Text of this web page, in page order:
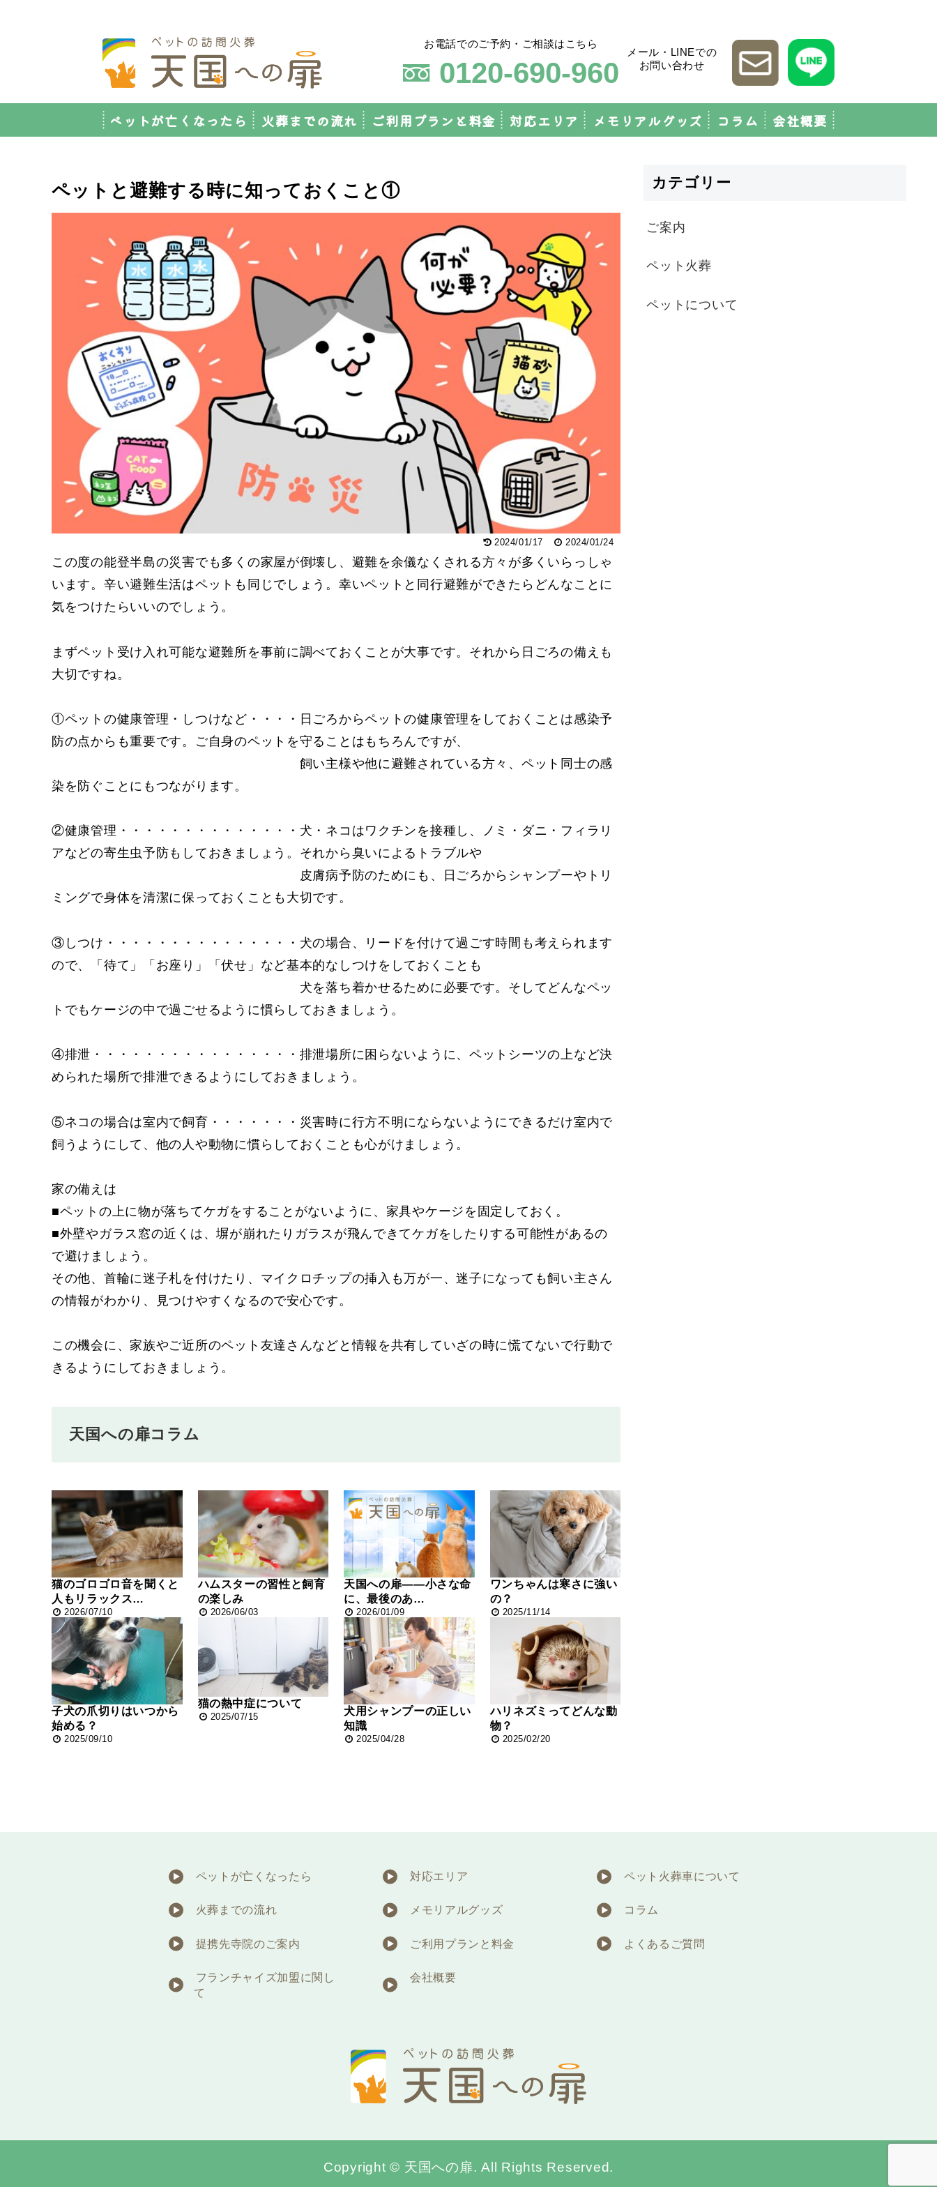
お電話でのご予約・ご相談はこちら
0120-690-960
メール・LINEでの
お問い合わせ
ペットが亡くなったら 火葬までの流れ ご利用プランと料金 対応エリア メモリアルグッズ コラム 会社概要
ペットと避難する時に知っておくこと①
2024/01/17 2024/01/24
この度の能登半島の災害でも多くの家屋が倒壊し、避難を余儀なくされる方々が多くいらっしゃ
います。辛い避難生活はペットも同じでしょう。幸いペットと同行避難ができたらどんなことに
気をつけたらいいのでしょう。
まずペット受け入れ可能な避難所を事前に調べておくことが大事です。それから日ごろの備えも
大切ですね。
①ペットの健康管理・しつけなど・・・・日ごろからペットの健康管理をしておくことは感染予
防の点からも重要です。ご自身のペットを守ることはもちろんですが、
飼い主様や他に避難されている方々、ペット同士の感
染を防ぐことにもつながります。
②健康管理・・・・・・・・・・・・・・犬・ネコはワクチンを接種し、ノミ・ダニ・フィラリ
アなどの寄生虫予防もしておきましょう。それから臭いによるトラブルや
皮膚病予防のためにも、日ごろからシャンプーやトリ
ミングで身体を清潔に保っておくことも大切です。
③しつけ・・・・・・・・・・・・・・・犬の場合、リードを付けて過ごす時間も考えられます
ので、「待て」「お座り」「伏せ」など基本的なしつけをしておくことも
犬を落ち着かせるために必要です。そしてどんなペッ
トでもケージの中で過ごせるように慣らしておきましょう。
④排泄・・・・・・・・・・・・・・・・排泄場所に困らないように、ペットシーツの上など決
められた場所で排泄できるようにしておきましょう。
⑤ネコの場合は室内で飼育・・・・・・・災害時に行方不明にならないようにできるだけ室内で
飼うようにして、他の人や動物に慣らしておくことも心がけましょう。
家の備えは
■ペットの上に物が落ちてケガをすることがないように、家具やケージを固定しておく。
■外壁やガラス窓の近くは、塀が崩れたりガラスが飛んできてケガをしたりする可能性があるの
で避けましょう。
その他、首輪に迷子札を付けたり、マイクロチップの挿入も万が一、迷子になっても飼い主さん
の情報がわかり、見つけやすくなるので安心です。
この機会に、家族やご近所のペット友達さんなどと情報を共有していざの時に慌てないで行動で
きるようにしておきましょう。
天国への扉コラム
猫のゴロゴロ音を聞くと
人もリラックス…
2026/07/10
ハムスターの習性と飼育
の楽しみ
2026/06/03
天国への扉――小さな命
に、最後のあ…
2026/01/09
ワンちゃんは寒さに強い
の？
2025/11/14
子犬の爪切りはいつから
始める？
2025/09/10
猫の熱中症について
2025/07/15
犬用シャンプーの正しい
知識
2025/04/28
ハリネズミってどんな動
物？
2025/02/20
カテゴリー
ご案内
ペット火葬
ペットについて
ペットが亡くなったら 対応エリア ペット火葬車について
火葬までの流れ メモリアルグッズ コラム
提携先寺院のご案内 ご利用プランと料金 よくあるご質問
フランチャイズ加盟に関し
て
会社概要
Copyright © 天国への扉. All Rights Reserved.